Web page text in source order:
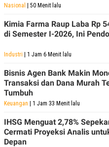
Nasional | 50 Menit lalu
Kimia Farma Raup Laba Rp
di Semester I-2026, Ini
Industri | 1 Jam 6 Menit lalu
Bisnis Agen Bank Makin
Transaksi dan Dana Murah
Tumbuh
Keuangan | 1 Jam 33 Menit lalu
IHSG Menguat 2,78%
Cermati Proyeksi Analis
Depan